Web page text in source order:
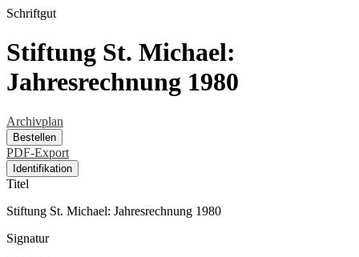
Schriftgut
Stiftung St. Michael:
Jahresrechnung 1980
Archivplan
Bestellen
PDF-Export
Identifikation
Titel
Stiftung St. Michael: Jahresrechnung 1980
Signatur